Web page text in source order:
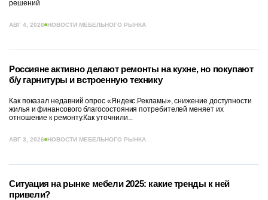
решений
АВГ 4, 2026 НОВОСТИ МЕБЕЛЬНОГО РЫНКА
Россияне активно делают ремонты на кухне, но покупают
б/у гарнитуры и встроенную технику
Как показал недавний опрос «Яндекс.Рекламы», снижение доступности
жилья и финансового благосостояния потребителей меняет их
отношение к ремонту.Как уточнили...
АВГ 3, 2026 НОВОСТИ МЕБЕЛЬНОГО РЫНКА
Ситуация на рынке мебели 2025: какие тренды к ней
привели?